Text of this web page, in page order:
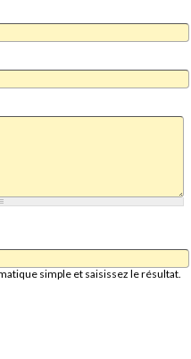
simple et saisissez le résultat.